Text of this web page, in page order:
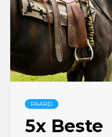
PAARD
5x Beste